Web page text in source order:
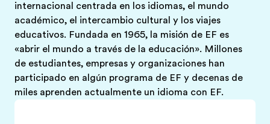
internacional centrada en los idiomas, el mundo
académico, el intercambio cultural y los viajes
educativos. Fundada en 1965, la misión de EF es
«abrir el mundo a través de la educación». Millones
de estudiantes, empresas y organizaciones han
participado en algún programa de EF y decenas de
miles aprenden actualmente un idioma con EF.